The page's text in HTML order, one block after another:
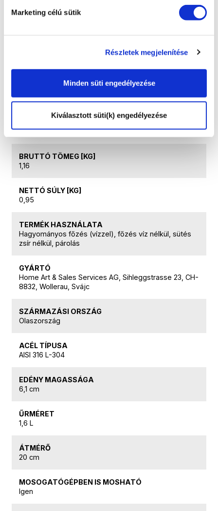
Marketing célú sütik
Részletek megjelenítése
Minden süti engedélyezése
Kiválasztott süti(k) engedélyezése
termékre vonatkozóan, anyaghiba vagy gyártási hiba
esetén. A digitális és analóg Zepter Termokontroll
használja a Zepter Termokontroll kijelzőt sütőben,
mosogatógépben, vagy forró felületeken, és ne
változásokra (normál kopás, elszíneződés), amelyek
valamint a nem megfelelő, gondatlan használatból
eredő károsodásokra. A garancia érvényesítéséhez
szükség van az eredeti vásárlást igazoló
dokumentumra (számlára), kérjük, ezt őrizze meg.
BRUTTÓ TÖMEG [KG]
1,16
NETTÓ SÚLY [KG]
0,95
TERMÉK HASZNÁLATA
Hagyományos főzés (vízzel), főzés víz nélkül, sütés
zsír nélkül, párolás
GYÁRTÓ
Home Art & Sales Services AG, Sihleggstrasse 23, CH-
8832, Wollerau, Svájc
SZÁRMAZÁSI ORSZÁG
Olaszország
ACÉL TÍPUSA
AISI 316 L-304
EDÉNY MAGASSÁGA
6,1 cm
ŰRMÉRET
1,6 L
ÁTMÉRŐ
20 cm
MOSOGATÓGÉPBEN IS MOSHATÓ
Igen